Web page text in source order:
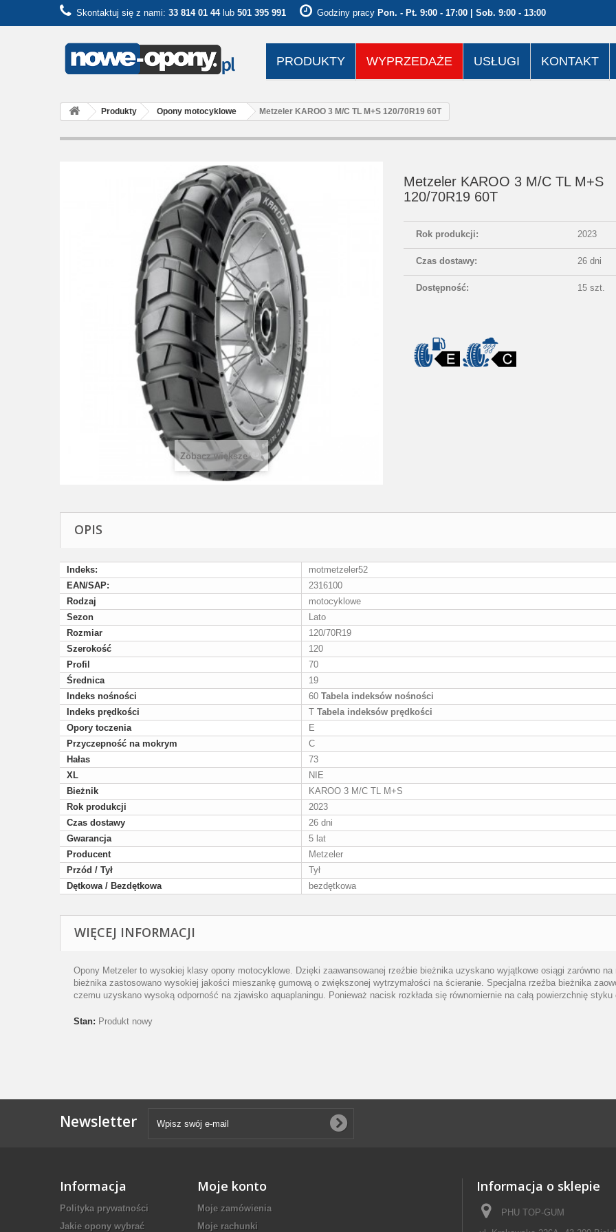
Skontaktuj się z nami: 33 814 01 44lub 501 395 991 Godziny pracy Pon. - Pt. 9:00 - 17:00 | Sob. 9:00 - 13:00
PRODUKTY WYPRZEDAŻE USŁUGI KONTAKT
Produkty Opony motocyklowe Metzeler KAROO 3 M/C TL M+S 120/70R19 60T
Zobacz większe
Metzeler KAROO 3 M/C TL M+S
120/70R19 60T
Rok produkcji: 2023
Czas dostawy: 26 dni
Dostępność: 15 szt.
OPIS
Indeks:
motmetzeler52
EAN/SAP:
2316100
Rodzaj
motocyklowe
Sezon
Lato
Rozmiar
120/70R19
Szerokość
120
Profil
70
Średnica
19
Indeks nośności
60 Tabela indeksów nośności
Indeks prędkości
T Tabela indeksów prędkości
Opory toczenia
E
Przyczepność na mokrym
C
Hałas
73
XL
NIE
Bieżnik
KAROO 3 M/C TL M+S
Rok produkcji
2023
Czas dostawy
26 dni
Gwarancja
5 lat
Producent
Metzeler
Przód / Tył
Tył
Dętkowa / Bezdętkowa
bezdętkowa
WIĘCEJ INFORMACJI
Opony Metzeler to wysokiej klasy opony motocyklowe. Dzięki zaawansowanej rzeźbie bieżnika uzyskano wyjątkowe osiągi zarówno
bieżnika zastosowano wysokiej jakości mieszankę gumową o zwiększonej wytrzymałości na ścieranie. Specjalna rzeźba bieżnika
czemu uzyskano wysoką odporność na zjawisko aquaplaningu. Ponieważ nacisk rozkłada się równomiernie na całą powierzchnię
Stan: Produkt nowy
Newsletter
Informacja
Polityka prywatności
Jakie opony wybrać
Moje konto
Moje zamówienia
Moje rachunki
Informacja o sklepie
PHU TOP-GUM